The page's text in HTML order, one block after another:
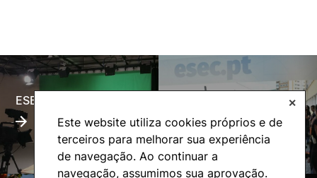
Este website utiliza cookies próprios e de
terceiros para melhorar sua experiência
de navegação. Ao continuar a
navegação, assumimos sua aprovação.
✕
Maria do Rosário Castiço Barbosa Campos Coelho e Silva
Maria Teresa Henriques da Cunha Martins
Nuno Manuel dos Santos Carvalho
Ricardo José Espírito Santo de Melo
ESECTV